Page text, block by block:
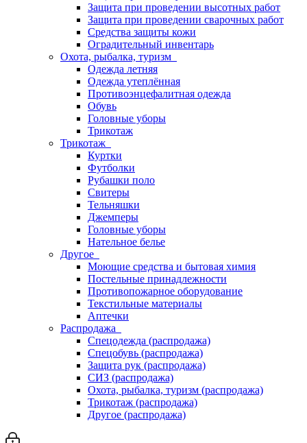
Защита при проведении высотных работ
Защита при проведении сварочных работ
Средства защиты кожи
Оградительный инвентарь
Охота, рыбалка, туризм
Одежда летняя
Одежда утеплённая
Противоэнцефалитная одежда
Обувь
Головные уборы
Трикотаж
Трикотаж
Куртки
Футболки
Рубашки поло
Свитеры
Тельняшки
Джемперы
Головные уборы
Нательное белье
Другое
Моющие средства и бытовая химия
Постельные принадлежности
Противопожарное оборудование
Текстильные материалы
Аптечки
Распродажа
Спецодежда (распродажа)
Спецобувь (распродажа)
Защита рук (распродажа)
СИЗ (распродажа)
Охота, рыбалка, туризм (распродажа)
Трикотаж (распродажа)
Другое (распродажа)